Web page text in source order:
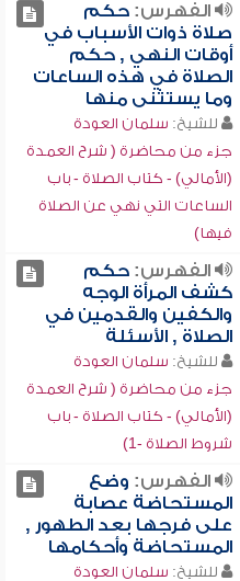
الفهرس:حكم
صلاة ذوات الأسباب في
أوقات النهي , حكم
الصلاة في هذه الساعات
وما يستثنى منها
للشيخ: سلمان العودة
جزء من محاضرة ( شرح العمدة
(الأمالي) - كتاب الصلاة - باب
الساعات التي نهي عن الصلاة
فيها)
الفهرس:حكم
كشف المرأة الوجه
والكفين والقدمين في
الصلاة , الأسئلة
للشيخ: سلمان العودة
جزء من محاضرة ( شرح العمدة
(الأمالي) - كتاب الصلاة - باب
شروط الصلاة -1)
الفهرس: وضع
المستحاضة عصابة
على فرجها بعد الطهور ,
المستحاضة وأحكامها
للشيخ: سلمان العودة